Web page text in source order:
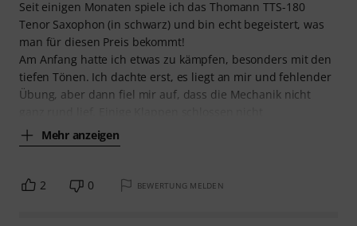
Seit einigen Monaten spiele ich das Thomann TTS-180
Tenor Saxophon (in schwarz) und bin echt begeistert, was
man für diesen Preis bekommt!
Am Anfang hatte ich etwas zu kämpfen, besonders mit den
tiefen Tönen. Ich dachte erst, es liegt an mir und fehlender
Übung, aber dann fiel mir auf, dass die Mechanik nicht
Mehr anzeigen
2 0 BEWERTUNG MELDEN